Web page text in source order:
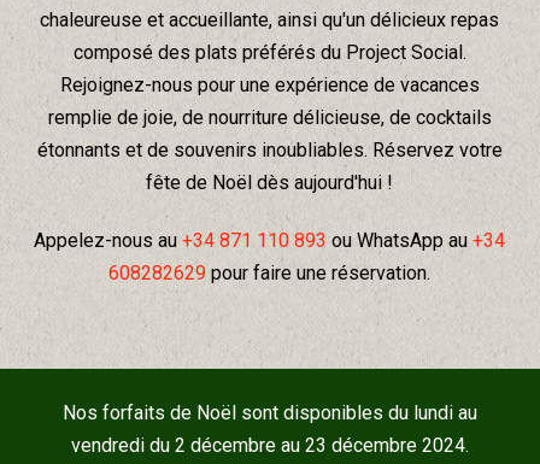
chaleureuse et accueillante, ainsi qu'un délicieux repas
composé des plats préférés du Project Social.
Rejoignez-nous pour une expérience de vacances
remplie de joie, de nourriture délicieuse, de cocktails
étonnants et de souvenirs inoubliables. Réservez votre
fête de Noël dès aujourd'hui !
Appelez-nous au+34 871 110 893 ou WhatsApp au+34
608282629 pour faire une réservation.
Nos forfaits de Noël sont disponibles du lundi au
vendredi du 2 décembre au 23 décembre 2024.